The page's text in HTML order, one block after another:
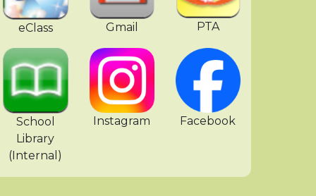
「鄧顯人。同心同行」中六
eClass Gmail PTA
School
Library
(Internal)
Instagram Facebook